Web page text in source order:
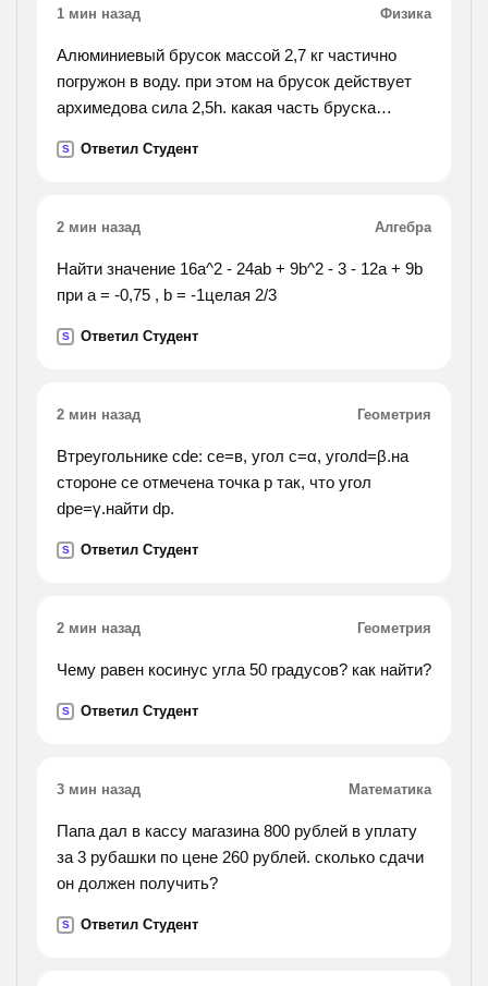
1 мин назад Физика
Алюминиевый брусок массой 2,7 кг частично
погружон в воду. при этом на брусок действует
архимедова сила 2,5h. какая часть бруска
S Ответил Студент
2 мин назад Алгебра
Найти значение 16а^2 - 24аb + 9b^2 - 3 - 12a + 9b
при a = -0,75 , b = -1целая 2/3
S Ответил Студент
2 мин назад Геометрия
Втреугольнике cde: се=в, угол с=α, уголd=β.на
стороне се отмечена точка р так, что угол
dpe=γ.найти dp.
S Ответил Студент
2 мин назад Геометрия
Чему равен косинус угла 50 градусов? как найти?
S Ответил Студент
3 мин назад Математика
Папа дал в кассу магазина 800 рублей в уплату
за 3 рубашки по цене 260 рублей. сколько сдачи
он должен получить?
S Ответил Студент